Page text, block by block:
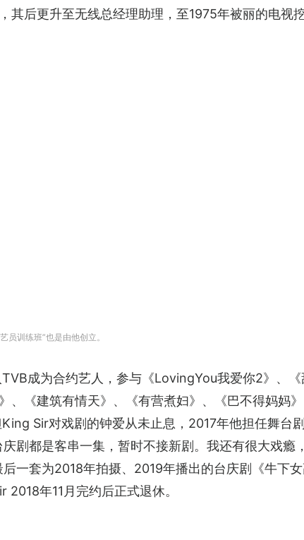
后更升至无线总经理助理，至1975年被丽的电视
训练班”也是由他创立。
成为合约艺人，参与《LovingYou我爱你2》、
、《建筑有情天》、《有营煮妇》、《巴不得妈妈
Sir对戏剧的钟爱从未止息，2017年他担任舞台
剧都是客串一集，暂时不接新剧。我还有很大戏瘾
一套为2018年拍摄、2019年播出的台庆剧《牛下
年11月完约后正式退休。